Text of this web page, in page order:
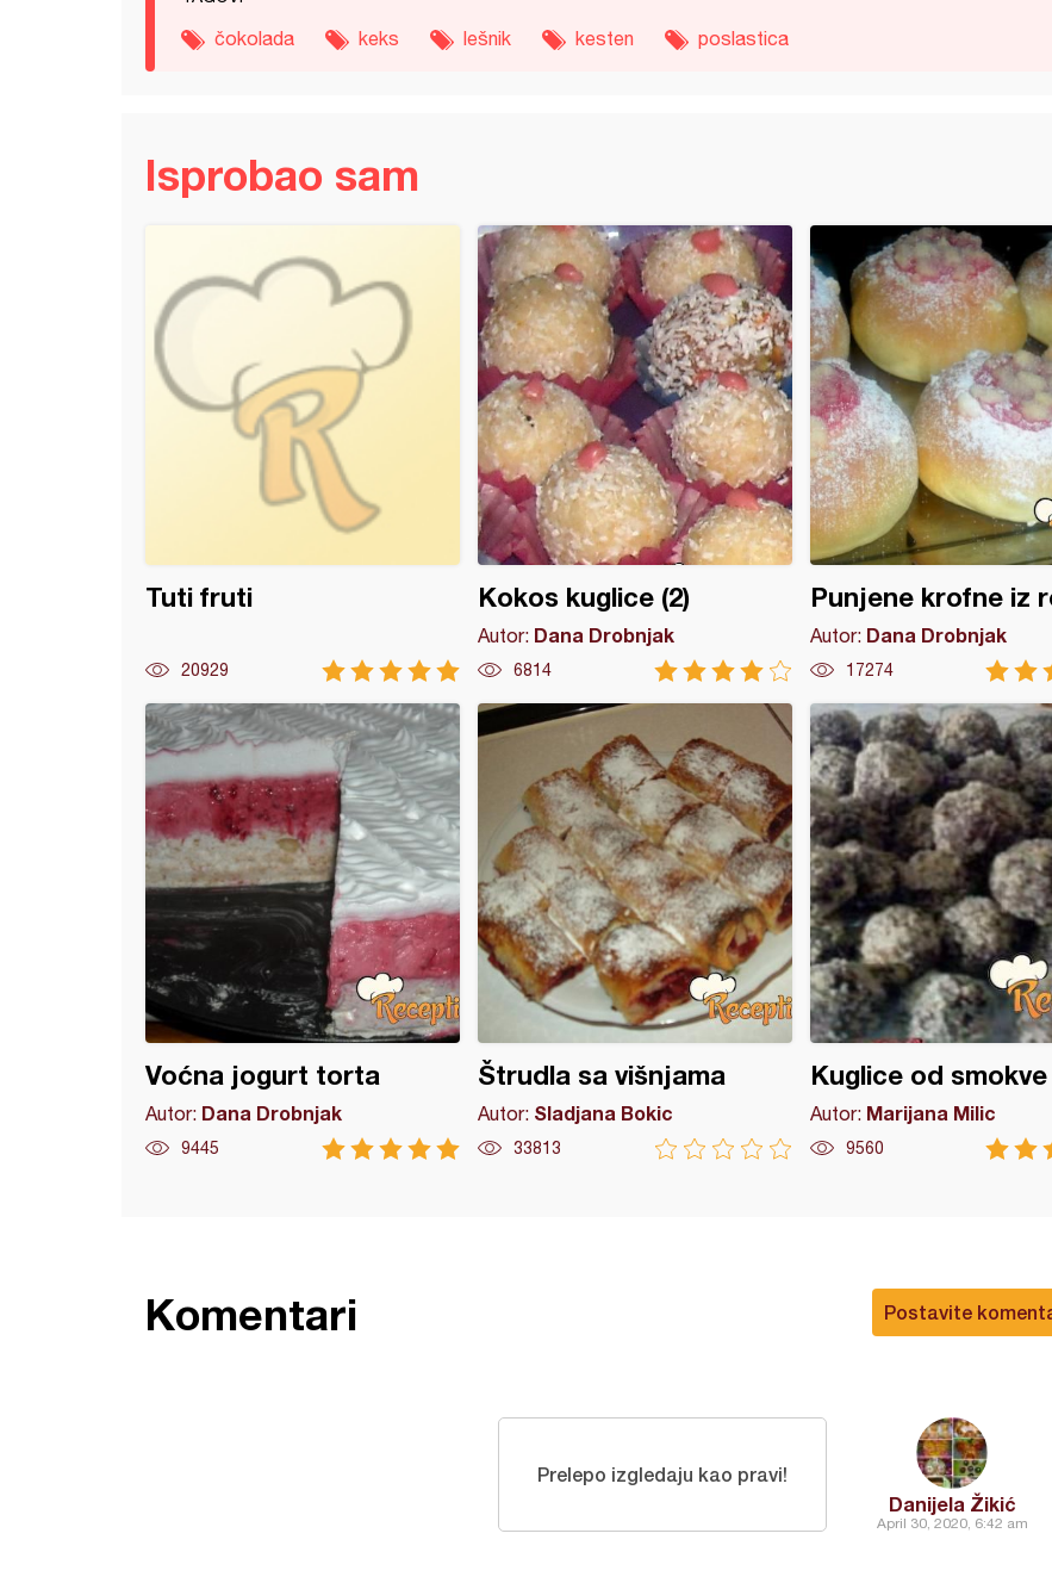
čokolada keks lešnik kesten poslastica
Isprobao sam
Tuti fruti
20929
Kokos kuglice (2)
Autor: Dana Drobnjak
6814
Punjene krofne iz
Autor: Dana Drobnjak
17274
Voćna jogurt torta
Autor: Dana Drobnjak
9445
Štrudla sa višnjama
Autor: Sladjana Bokic
33813
Kuglice od smokve
Autor: Marijana Milic
9560
Postavite
Komentari
Danijela Žikić
April 30, 2020, 6:42 am
Prelepo izgledaju kao pravi!